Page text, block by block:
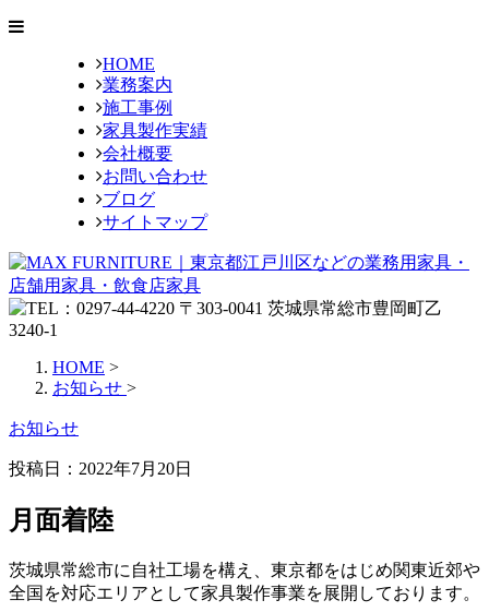
HOME
業務案内
施工事例
家具製作実績
会社概要
お問い合わせ
ブログ
サイトマップ
HOME >
お知らせ >
お知らせ
投稿日： 2022年7月20日
月面着陸
茨城県常総市に自社工場を構え、東京都をはじめ関東近郊や
全国を対応エリアとして家具製作事業を展開しております。